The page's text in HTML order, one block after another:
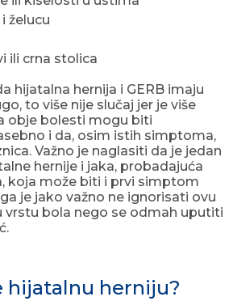
želucu
ili crna stolica
hijatalna hernija i GERB imaju
to više nije slučaj jer je više
obje bolesti mogu biti
i da, osim istih simptoma,
Važno je naglasiti da je jedan
hernije i jaka, probadajuća
koja može biti i prvi simptom
je jako važno ne ignorisati ovu
vrstu bola nego se odmah uputiti
hijatalnu herniju?